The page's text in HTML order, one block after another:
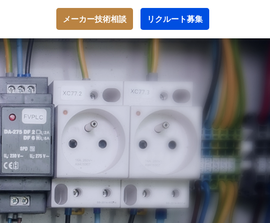
メーカー技術相談 リクルート募集